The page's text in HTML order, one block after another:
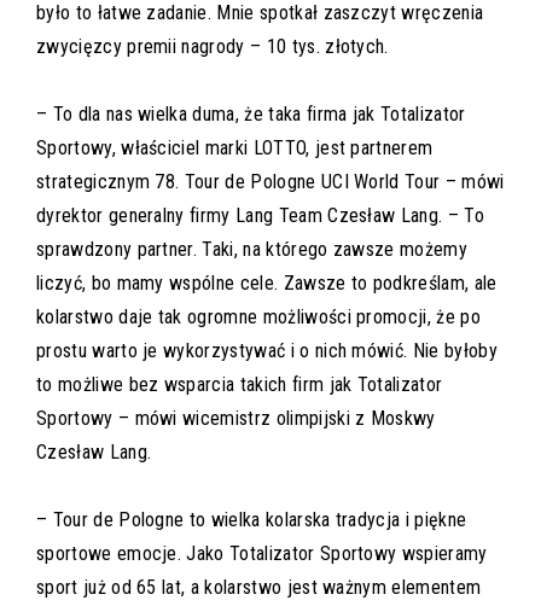
było to łatwe zadanie. Mnie spotkał zaszczyt wręczenia
zwycięzcy premii nagrody – 10 tys. złotych.
– To dla nas wielka duma, że taka firma jak Totalizator
Sportowy, właściciel marki LOTTO, jest partnerem
strategicznym 78. Tour de Pologne UCI World Tour – mówi
dyrektor generalny firmy Lang Team Czesław Lang. – To
sprawdzony partner. Taki, na którego zawsze możemy
liczyć, bo mamy wspólne cele. Zawsze to podkreślam, ale
kolarstwo daje tak ogromne możliwości promocji, że po
prostu warto je wykorzystywać i o nich mówić. Nie byłoby
to możliwe bez wsparcia takich firm jak Totalizator
Sportowy – mówi wicemistrz olimpijski z Moskwy
Czesław Lang.
– Tour de Pologne to wielka kolarska tradycja i piękne
sportowe emocje. Jako Totalizator Sportowy wspieramy
sport już od 65 lat, a kolarstwo jest ważnym elementem